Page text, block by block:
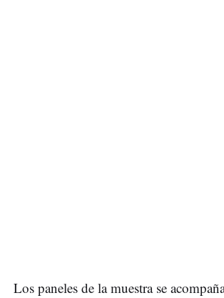
Los paneles de la muestra se